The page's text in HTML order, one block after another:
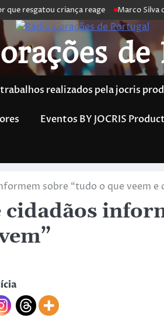
resgatou criança reage Marco Silva
de
trabalhos realizados pela jocris
Eventos BY JOCRIS
sobre “tudo o que veem e
cidadãos